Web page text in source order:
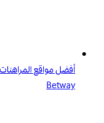
أفضل مواقع
Betway